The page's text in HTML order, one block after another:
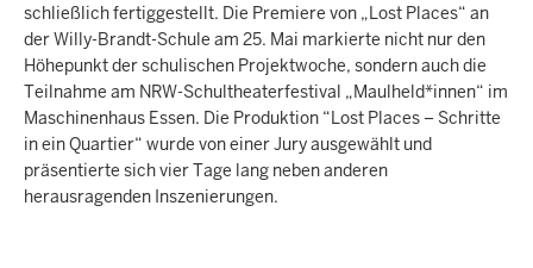
schließlich fertiggestellt. Die Premiere von „Lost Places“ an
der Willy-Brandt-Schule am 25. Mai markierte nicht nur den
Höhepunkt der schulischen Projektwoche, sondern auch die
Teilnahme am NRW-Schultheaterfestival „Maulheld*innen“ im
Maschinenhaus Essen. Die Produktion “Lost Places – Schritte
in ein Quartier“ wurde von einer Jury ausgewählt und
präsentierte sich vier Tage lang neben anderen
herausragenden Inszenierungen.